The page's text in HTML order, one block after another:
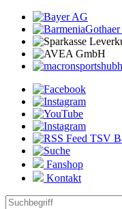
Fanshop
Kontakt